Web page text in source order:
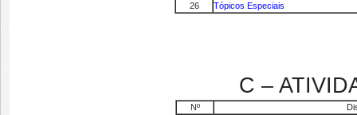
26
Tópicos Especiais
C –
Nº